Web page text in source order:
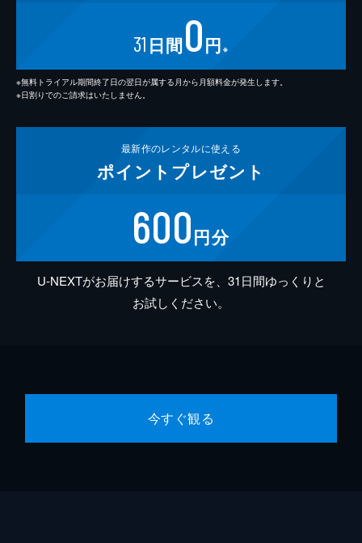
31 日間0円 ※
※無料トライアル期間終了日の翌日が属する月から月額料金が発生します。
※日割りでのご請求はいたしません。
最新作のレンタルに使える
ポイント プレゼント
600円分
U-NEXTがお届けするサービスを、31日間ゆっくりと
お試しください。
今すぐ観る